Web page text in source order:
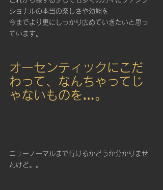
ショナルの本当の楽しさや効能を
今までより更にしっかり広めていきたいと思っ
ています。
オーセンティックにこだ
わって、なんちゃってじ
ゃないものを…。
ニューノーマルまで行けるかどうか分かりませ
んけど。。